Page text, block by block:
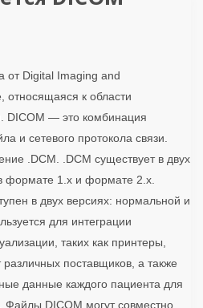
от Digital Imaging and
относящаяся к области
DICOM — это комбинация
и сетевого протокола связи.
.DCM. .DCM существует в двух
формате 1.x и формате 2.x.
в двух версиях: нормальной и
для интеграции
таких как принтеры,
поставщиков, а также
данные каждого пациента для
Файлы DICOM могут совместно